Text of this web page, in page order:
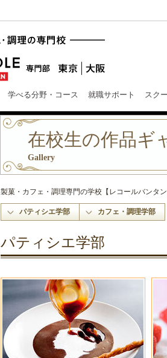
学べる分野・コース 就職サポート スク
在校生の作品ギ
Gallery
製菓・カフェ・調理専門の学校【レコールバンタ
パティシエ学部 カフェ・調理学部
パティシエ学部